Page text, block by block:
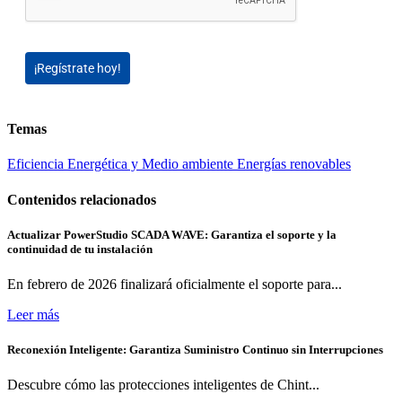
¡Regístrate hoy!
Temas
Eficiencia Energética y Medio ambiente Energías renovables
Contenidos relacionados
Actualizar PowerStudio SCADA WAVE: Garantiza el soporte y la
continuidad de tu instalación
En febrero de 2026 finalizará oficialmente el soporte para...
Leer más
Reconexión Inteligente: Garantiza Suministro Continuo sin Interrupciones
Descubre cómo las protecciones inteligentes de Chint...